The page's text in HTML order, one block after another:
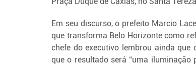
Em seu discurso, o prefeito Marcio
que transforma Belo Horizonte como
chefe do executivo lembrou ainda
que o resultado será “uma